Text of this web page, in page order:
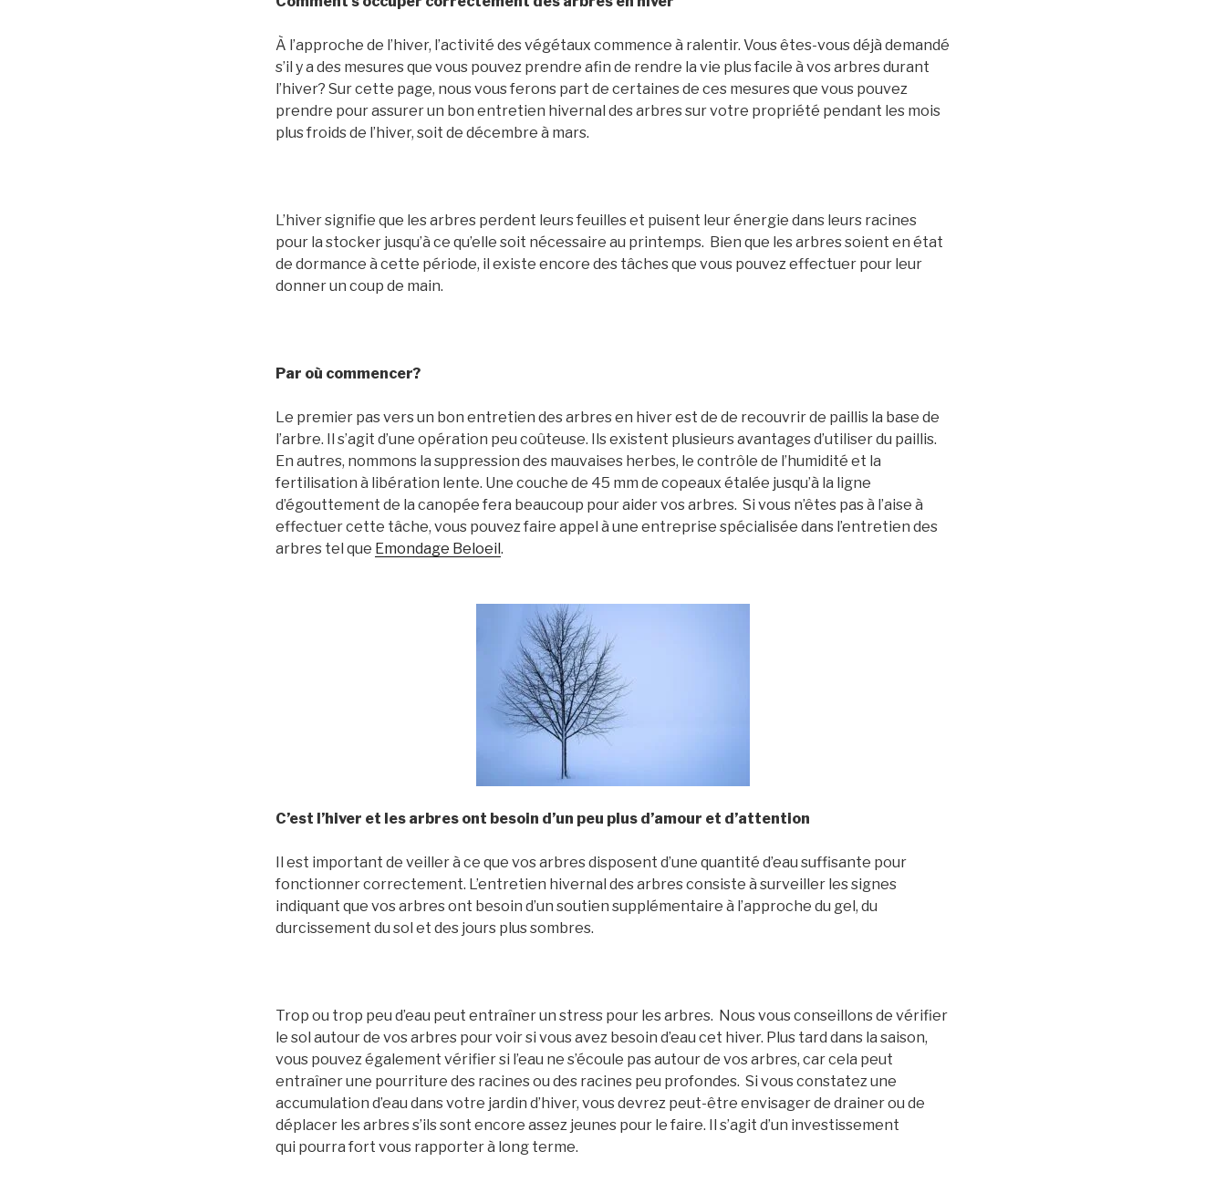
À l’approche de l’hiver, l’activité des végétaux commence à ralentir. Vous êtes-vous déjà demandé
s’il y a des mesures que vous pouvez prendre afin de rendre la vie plus facile à vos arbres durant
l’hiver? Sur cette page, nous vous ferons part de certaines de ces mesures que vous pouvez
prendre pour assurer un bon entretien hivernal des arbres sur votre propriété pendant les mois
plus froids de l’hiver, soit de décembre à mars.
L’hiver signifie que les arbres perdent leurs feuilles et puisent leur énergie dans leurs racines
pour la stocker jusqu’à ce qu’elle soit nécessaire au printemps. Bien que les arbres soient en état
de dormance à cette période, il existe encore des tâches que vous pouvez effectuer pour leur
donner un coup de main.
Par où commencer?
Le premier pas vers un bon entretien des arbres en hiver est de de recouvrir de paillis la base de
l’arbre. Il s’agit d’une opération peu coûteuse. Ils existent plusieurs avantages d’utiliser du paillis.
En autres, nommons la suppression des mauvaises herbes, le contrôle de l’humidité et la
fertilisation à libération lente. Une couche de 45 mm de copeaux étalée jusqu’à la ligne
d’égouttement de la canopée fera beaucoup pour aider vos arbres. Si vous n’êtes pas à l’aise à
effectuer cette tâche, vous pouvez faire appel à une entreprise spécialisée dans l’entretien des
arbres tel que Emondage Beloeil .
C’est l’hiver et les arbres ont besoin d’un peu plus d’amour et d’attention
Il est important de veiller à ce que vos arbres disposent d’une quantité d’eau suffisante pour
fonctionner correctement. L’entretien hivernal des arbres consiste à surveiller les signes
indiquant que vos arbres ont besoin d’un soutien supplémentaire à l’approche du gel, du
durcissement du sol et des jours plus sombres.
Trop ou trop peu d’eau peut entraîner un stress pour les arbres. Nous vous conseillons de vérifier
le sol autour de vos arbres pour voir si vous avez besoin d’eau cet hiver. Plus tard dans la saison,
vous pouvez également vérifier si l’eau ne s’écoule pas autour de vos arbres, car cela peut
entraîner une pourriture des racines ou des racines peu profondes. Si vous constatez une
accumulation d’eau dans votre jardin d’hiver, vous devrez peut-être envisager de drainer ou de
déplacer les arbres s’ils sont encore assez jeunes pour le faire. Il s’agit d’un investissement
qui pourra fort vous rapporter à long terme.